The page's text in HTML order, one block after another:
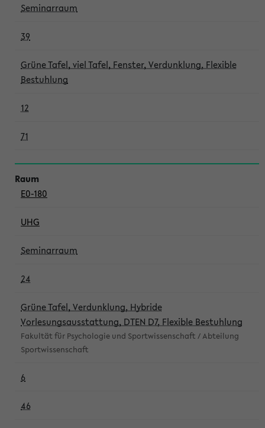
Seminarraum
39
Grüne Tafel, viel Tafel, Fenster, Verdunklung, Flexible
Bestuhlung
12
71
E0-180
UHG
Seminarraum
24
Grüne Tafel, Verdunklung, Hybride
Vorlesungsausstattung, DTEN D7, Flexible Bestuhlung
Fakultät für Psychologie und Sportwissenschaft / Abteilung
Sportwissenschaft
6
46